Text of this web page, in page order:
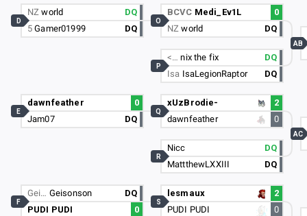
NZworld
DQ
5Gamer01999 DQ
D
dawnfeather
0
Jam07
DQ
E
Gei… Geisonson
DQ
PUDI PUDI
0
F
BCVC Medi_Ev1L
0
NZworld DQ
O
<…nix the fix
DQ
Isa IsaLegionRaptor DQ
P
xUzBrodie-
2
dawnfeather
0
Q
Nicc
DQ
MattthewLXXIII
DQ
R
lesmaux
2
PUDI PUDI
0
S
AB
AC